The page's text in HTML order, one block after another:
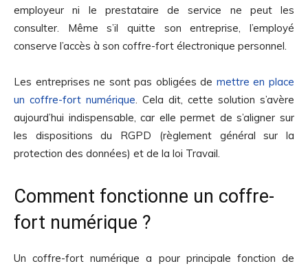
employeur ni le prestataire de service ne peut les
consulter. Même s’il quitte son entreprise, l’employé
conserve l’accès à son coffre-fort électronique personnel.
Les entreprises ne sont pas obligées de mettre en place
un coffre-fort numérique. Cela dit, cette solution s’avère
aujourd’hui indispensable, car elle permet de s’aligner sur
les dispositions du RGPD (règlement général sur la
protection des données) et de la loi Travail.
Comment fonctionne un coffre-
fort numérique ?
Un coffre-fort numérique a pour principale fonction de